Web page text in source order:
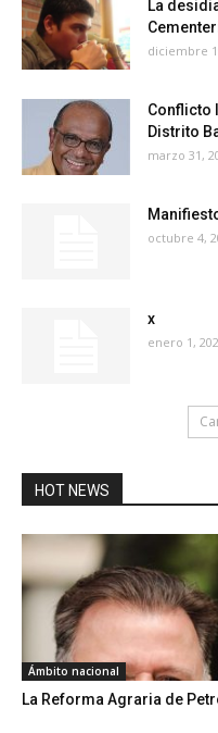
La
diciembre
Conflicto
Distrito
marzo 31,
octubre 4,
x
enero 1,
HOT NEWS
Ámbito nacional
La Reforma Agraria de